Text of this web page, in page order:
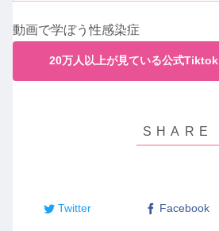
動画で学ぼう性感染症
20万人以上が見ている公式
Twitter Facebook